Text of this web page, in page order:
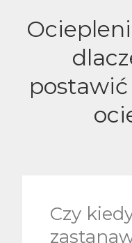
Czy